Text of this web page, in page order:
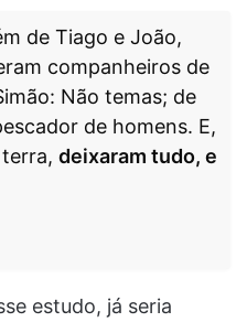
de Tiago e João,
companheiros de
Não temas; de
de homens. E,
deixaram tudo, e
estudo, já seria